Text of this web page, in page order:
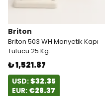
Briton
Briton 503 WH Manyetik Kapı
Tutucu 25 Kg.
₺ 1,521.87
USD:$32.35
EUR: €28.37